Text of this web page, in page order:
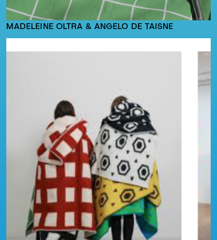
MADELEINE OLTRA & ANGELO DE TAISNE